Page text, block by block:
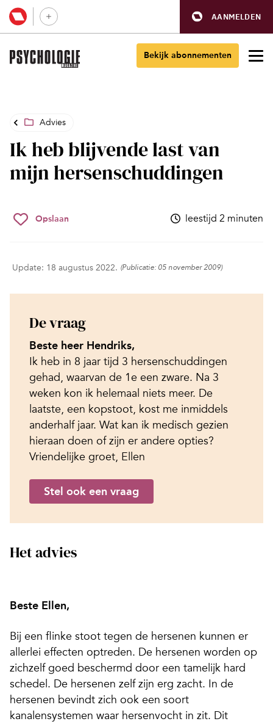
AANMELDEN
Bekijk abonnementen
Advies
Ik heb blijvende last van
mijn hersenschuddingen
Opslaan leestijd 2 minuten
Update: 18 augustus 2022. (Publicatie: 05 november 2009)
De vraag
Beste heer Hendriks,
Ik heb in 8 jaar tijd 3 hersenschuddingen
gehad, waarvan de 1e een zware. Na 3
weken kon ik helemaal niets meer. De
laatste, een kopstoot, kost me inmiddels
anderhalf jaar. Wat kan ik medisch gezien
hieraan doen of zijn er andere opties?
Vriendelijke groet, Ellen
Stel ook een vraag
Het advies
Beste Ellen,
Bij een flinke stoot tegen de hersenen kunnen er
allerlei effecten optreden. De hersenen worden op
zichzelf goed beschermd door een tamelijk hard
schedel. De hersenen zelf zijn erg zacht. In de
hersenen bevindt zich ook een soort
kanalensystemen waar hersenvocht in zit. Dit